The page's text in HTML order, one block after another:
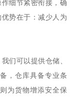
细节紧密衔接，确
势在于：减少人为
们可以提供仓储、
，仓库具备专业条
为货物增添安全保